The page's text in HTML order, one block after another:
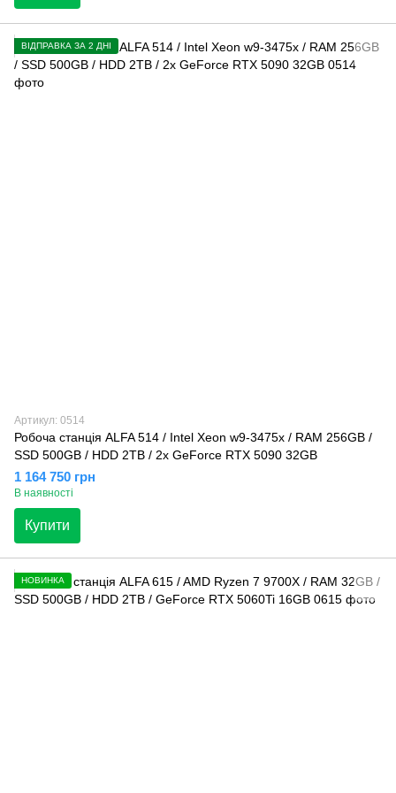
ВІДПРАВКА ЗА 2 ДНІ
Артикул: 0514
Робоча станція ALFA 514 / Intel Xeon w9-3475x / RAM 256GB /
SSD 500GB / HDD 2TB / 2x GeForce RTX 5090 32GB
1 164 750 грн
В наявності
Купити
НОВИНКА